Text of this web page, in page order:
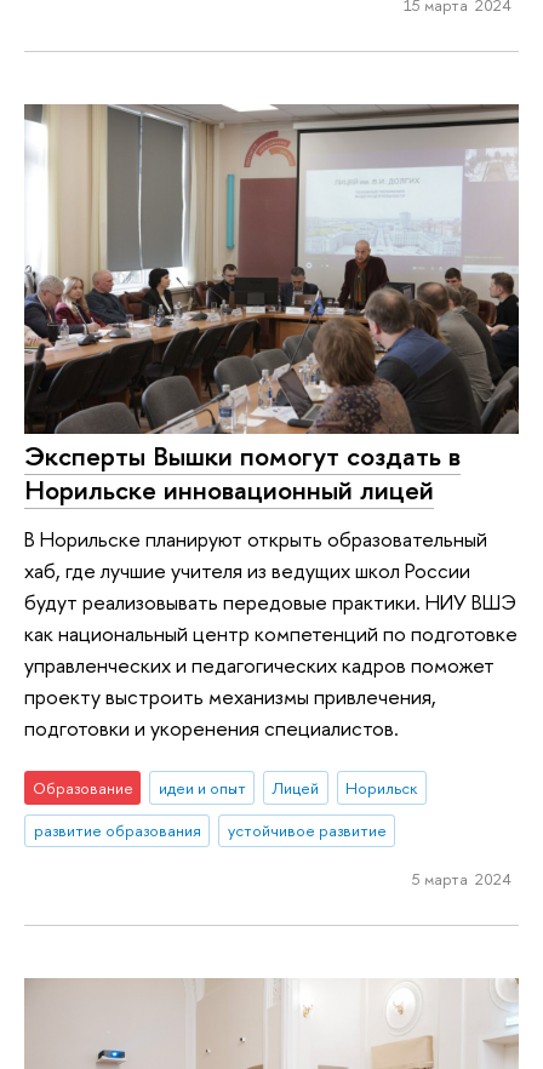
15 марта 2024
Эксперты Вышки помогут создать в
Норильске инновационный лицей
В Норильске планируют открыть образовательный
хаб, где лучшие учителя из ведущих школ России
будут реализовывать передовые практики. НИУ ВШЭ
как национальный центр компетенций по подготовке
управленческих и педагогических кадров поможет
проекту выстроить механизмы привлечения,
подготовки и укоренения специалистов.
Образование идеи и опыт Лицей
Норильск
развитие образования
устойчивое развитие
5 марта 2024